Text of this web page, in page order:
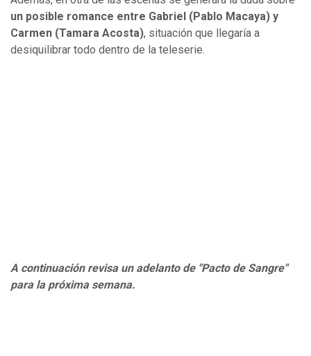
un posible romance entre Gabriel (Pablo Macaya) y
Carmen (Tamara Acosta), situación que llegaría a
desiquilibrar todo dentro de la teleserie.
A continuación revisa un adelanto de "Pacto de Sangre"
para la próxima semana.